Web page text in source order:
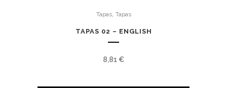
Tapas, Tapas
TAPAS 02 – ENGLISH
8,81 €